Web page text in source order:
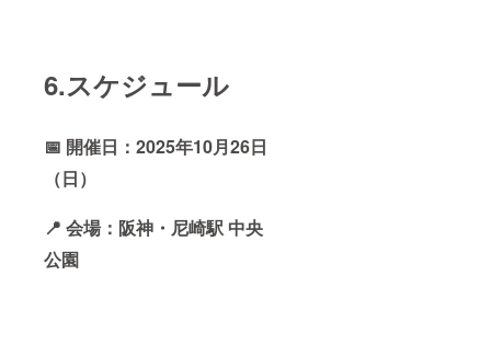
6.スケジュール
📅 開催日：2025年10月26日
（日）
📍 会場：阪神・尼崎駅 中央
公園